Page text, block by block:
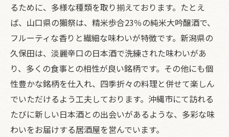
るために、多様な種類を取り揃えております。たとえ
ば、山口県の獺祭は、精米歩合23％の純米大吟醸酒で、
フルーティな香りと繊細な味わいが特徴です。新潟県の
久保田は、淡麗辛口の日本酒で洗練された味わいがあ
り、多くの食事との相性が良い銘柄です。その他にも個
性豊かな銘柄を仕入れ、四季折々の料理と併せて楽しん
でいただけるよう工夫しております。沖縄市にて訪れる
たびに新しい日本酒との出会いがあるような、多彩な味
わいをお届けする居酒屋を営んでいます。